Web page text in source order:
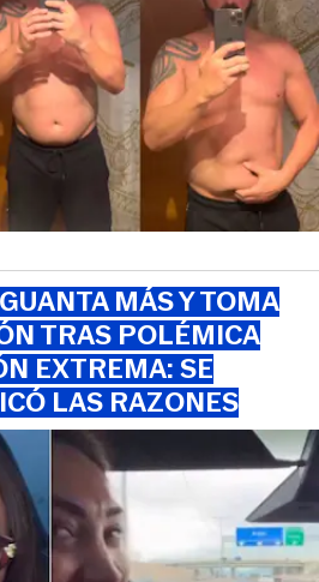
MÁS Y TOMA
TRAS POLÉMICA
EXTREMA: SE
LAS RAZONES